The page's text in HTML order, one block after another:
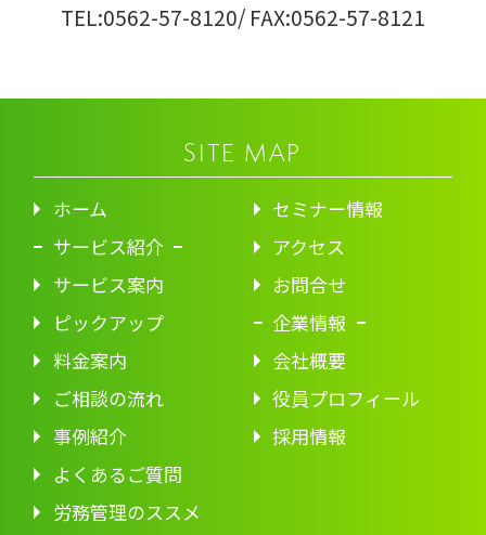
TEL:0562-57-8120/ FAX:0562-57-8121
SITE MAP
ホーム
サービス紹介
サービス案内
ピックアップ
料金案内
ご相談の流れ
事例紹介
よくあるご質問
労務管理のススメ
セミナー情報
アクセス
お問合せ
企業情報
会社概要
役員プロフィール
採用情報